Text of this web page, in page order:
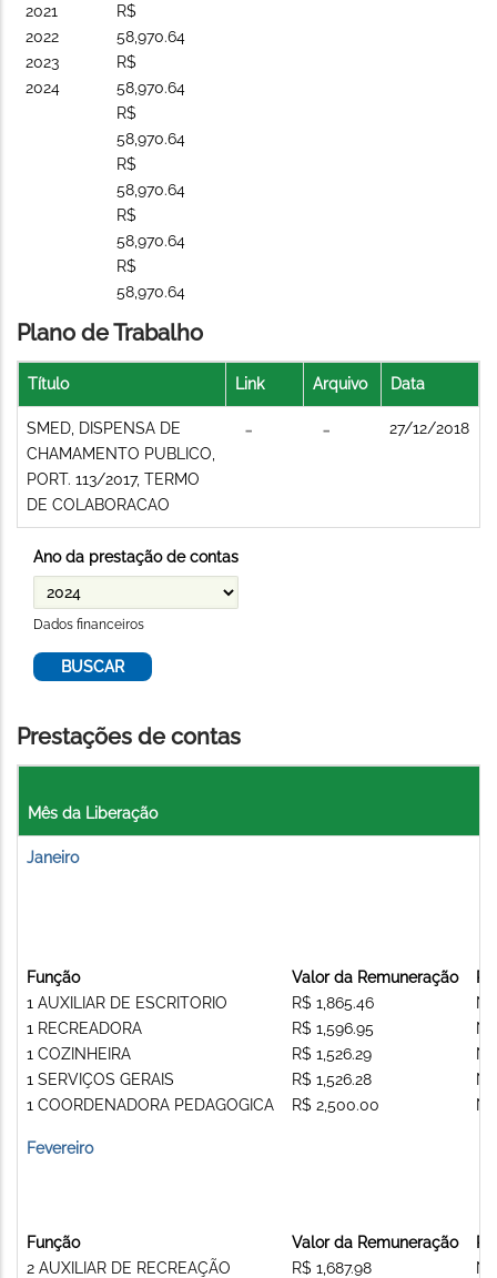
2021
2022
2023
2024
R$
58,970.64
R$
58,970.64
R$
58,970.64
R$
58,970.64
R$
58,970.64
R$
58,970.64
Plano de Trabalho
Título Link Arquivo Data
SMED, DISPENSA DE
CHAMAMENTO PUBLICO,
PORT. 113/2017, TERMO
DE COLABORACAO
27/12/2018
Ano da prestação de contas
Dados financeiros
Prestações de contas
Mês da Liberação
Janeiro
Função
1 AUXILIAR DE ESCRITORIO
1 RECREADORA
1 COZINHEIRA
1 SERVIÇOS GERAIS
1 COORDENADORA PEDAGOGICA
Valor da Remuneração
R$ 1,865.46
R$ 1,596.95
R$ 1,526.29
R$ 1,526.28
R$ 2,500.00
Fevereiro
Função
2 AUXILIAR DE RECREAÇÃO
Valor da Remuneração
R$ 1,687.98